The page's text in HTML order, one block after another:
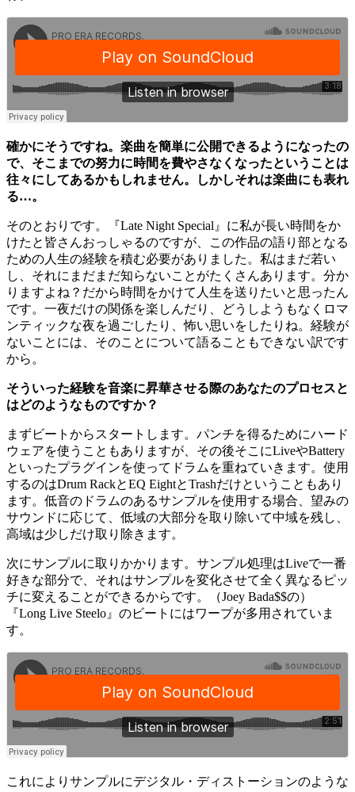
確かにそうですね。楽曲を簡単に公開できるようになったの
で、そこまでの努力に時間を費やさなくなったということは
往々にしてあるかもしれません。しかしそれは楽曲にも表れ
る…。
そのとおりです。『Late Night Special』に私が長い時間をか
けたと皆さんおっしゃるのですが、この作品の語り部となる
ための人生の経験を積む必要がありました。私はまだ若い
し、それにまだまだ知らないことがたくさんあります。分か
りますよね？だから時間をかけて人生を送りたいと思ったん
です。一夜だけの関係を楽しんだり、どうしようもなくロマ
ンティックな夜を過ごしたり、怖い思いをしたりね。経験が
ないことには、そのことについて語ることもできない訳です
から。
そういった経験を音楽に昇華させる際のあなたのプロセスと
はどのようなものですか？
まずビートからスタートします。パンチを得るためにハード
ウェアを使うこともありますが、その後そこにLiveやBattery
といったプラグインを使ってドラムを重ねていきます。使用
するのはDrum RackとEQ EightとTrashだけということもあり
ます。低音のドラムのあるサンプルを使用する場合、望みの
サウンドに応じて、低域の大部分を取り除いて中域を残し、
高域は少しだけ取り除きます。
次にサンプルに取りかかります。サンプル処理はLiveで一番
好きな部分で、それはサンプルを変化させて全く異なるピッ
チに変えることができるからです。（Joey Bada$$の）
『Long Live Steelo』のビートにはワープが多用されていま
す。
これによりサンプルにデジタル・ディストーションのような